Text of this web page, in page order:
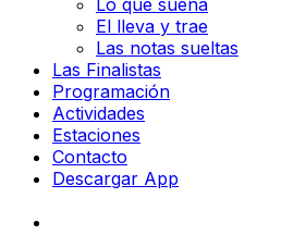
Lo que suena
El lleva y trae
Las notas sueltas
Las Finalistas
Programación
Actividades
Estaciones
Contacto
Descargar App